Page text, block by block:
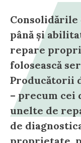
până și
repare
folosească
Producătorii
– precum cei
unelte de
de